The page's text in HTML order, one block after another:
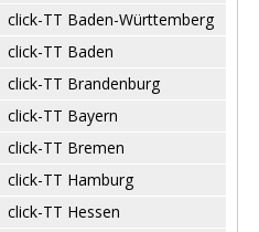
click-TT Baden-Württemberg
click-TT Baden
click-TT Brandenburg
click-TT Bayern
click-TT Bremen
click-TT Hamburg
click-TT Hessen